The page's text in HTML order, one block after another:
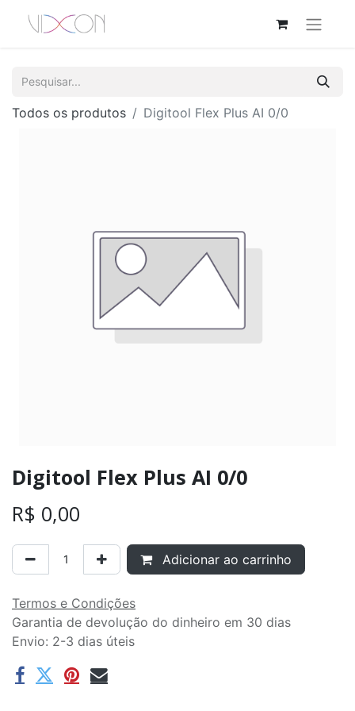
Todos os produtos Digitool Flex Plus AI 0/0
Digitool Flex Plus AI 0/0
R$ 0,00
Adicionar ao carrinho
Termos e Condições
Garantia de devolução do dinheiro em 30 dias
Envio: 2-3 dias úteis